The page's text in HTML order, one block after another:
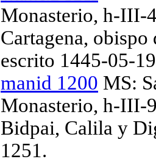
Monasterio, h-III-
Cartagena,
escrito 1445-05-
manid 1200 MS:
Monasterio, h-III-
Bidpai, Calila y
1251.